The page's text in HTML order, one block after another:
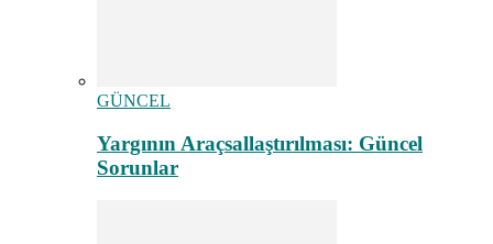
GÜNCEL
Yargının Araçsallaştırılması: Güncel
Sorunlar